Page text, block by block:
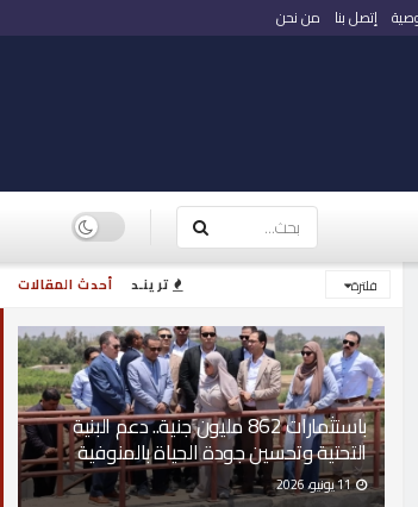
أحدث المقالات ترينـد فلترة
باستثمارات 862 مليون جنية.. دعم البنية
التحتية وتحسين جودة الحياة بالمنوفية
11 يونيو، 2026
إتصل بنا من نحن